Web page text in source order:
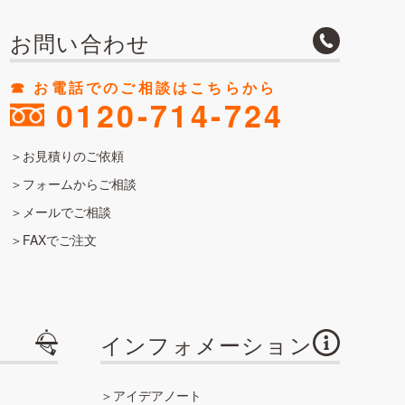
お問い合わせ
☎︎ お電話でのご相談はこちらから
0120-714-724
お見積りのご依頼
フォームからご相談
メールでご相談
FAXでご注文
インフォメーション
アイデアノート